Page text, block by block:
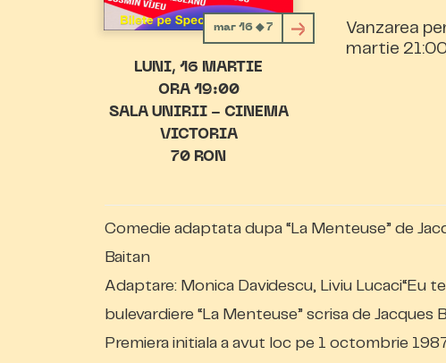
mar 16 ◆ 7
LUNI 16 MARTIE
ORA 19:00
SALA UNIRII - CINEMA
VICTORIA
70 RON
Vanzarea
martie
Comedie adaptata dupa “La Menteuse” de
Baitan
Adaptare: Monica Davidescu, Liviu Lucaci“Eu
bulevardiere “La Menteuse” scrisa de Jacques
Premiera initiala a avut loc pe 1 octombrie